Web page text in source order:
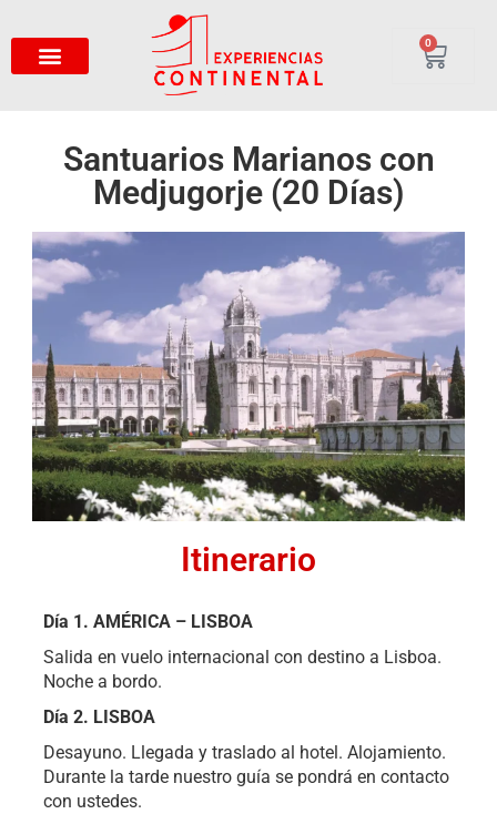
0
Santuarios Marianos con
Medjugorje (20 Días)
Itinerario
Día 1. AMÉRICA – LISBOA
Salida en vuelo internacional con destino a Lisboa.
Noche a bordo.
Día 2. LISBOA
Desayuno. Llegada y traslado al hotel. Alojamiento.
Durante la tarde nuestro guía se pondrá en contacto
con ustedes.